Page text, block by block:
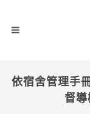
依宿舍管理手
督